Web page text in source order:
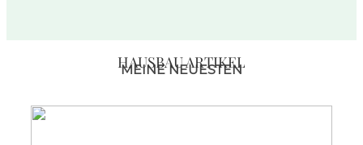
MEINE NEUESTEN
HAUSBAU ARTIKEL